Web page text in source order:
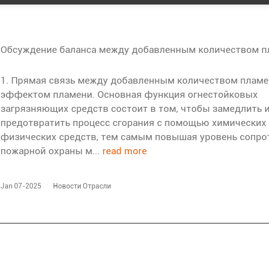
1. Прямая связь между добавленным количеством
эффектом пламени. Основная функция огнестойковых
загрязняющих средств состоит в том, чтобы замедлить
предотвратить процесс сгорания с помощью химических
физических средств, тем самым повышая уровень
пожарной охраны м... read more
Jan 07-2025 Новости Отрасли